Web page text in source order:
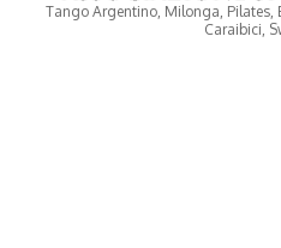
Tango Argentino, Milonga, Pilates,
Caraibici,